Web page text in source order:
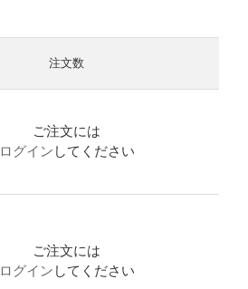
注文数
ご注文には
ログイン してください
ご注文には
ログイン してください